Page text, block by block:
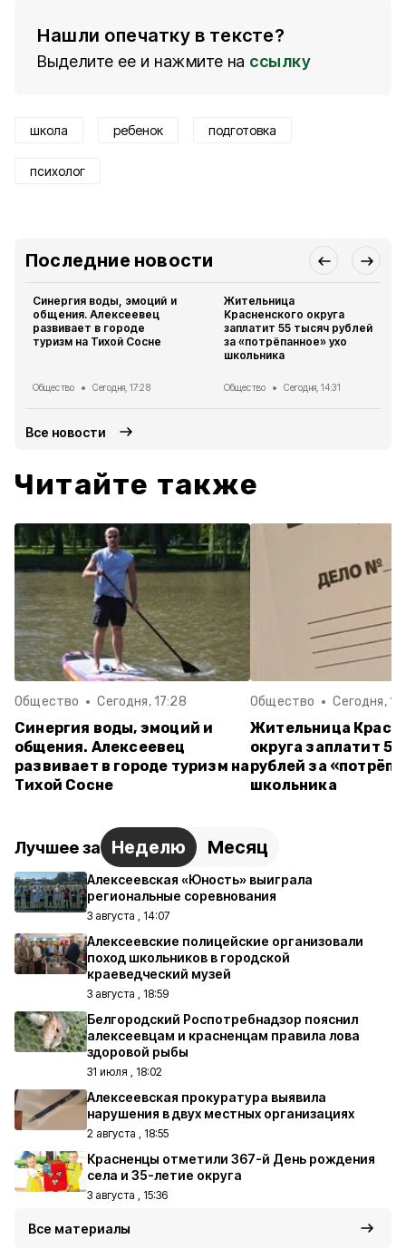
Нашли опечатку в тексте?
Выделите ее и нажмите на ссылку
школа ребенок подготовка
психолог
Последние новости
Синергия воды, эмоций и
общения. Алексеевец
развивает в городе
туризм на Тихой Сосне
Общество Сегодня, 17:28
Жительница
Красненского округа
заплатит 55 тысяч рублей
за «потрёпанное» ухо
школьника
Общество Сегодня, 14:31
Все новости
Читайте также
Общество Сегодня, 17:28
Синергия воды, эмоций и
общения. Алексеевец
развивает в городе туризм на
Тихой Сосне
Общество Сегодня,
Жительница
округа заплатит
рублей за
школьника
Лучшее за Неделю Месяц
Алексеевская «Юность» выиграла
региональные соревнования
3 августа , 14:07
Алексеевские полицейские организовали
поход школьников в городской
краеведческий музей
3 августа , 18:59
Белгородский Роспотребнадзор пояснил
алексеевцам и красненцам правила лова
здоровой рыбы
31 июля , 18:02
Алексеевская прокуратура выявила
нарушения в двух местных организациях
2 августа , 18:55
Красненцы отметили 367-й День рождения
села и 35-летие округа
3 августа , 15:36
Все материалы